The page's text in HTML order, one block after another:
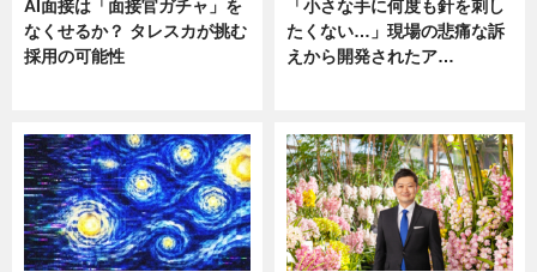
AI面接は「面接官ガチャ」を
なくせるか？ タレスカが挑む
採用の可能性
「小さな手に何度も針を刺し
たくない…」現場の悲痛な訴
えから開発されたア…